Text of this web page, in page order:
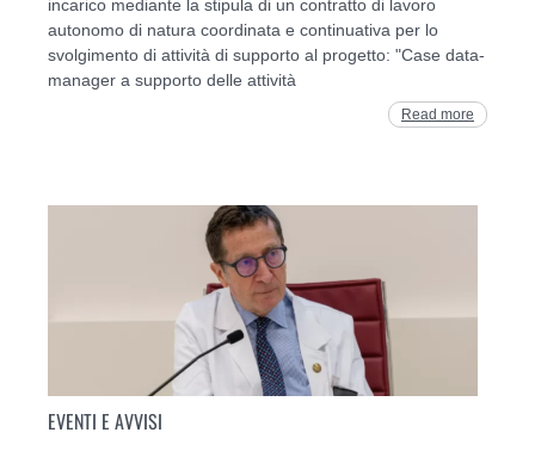
incarico mediante la stipula di un contratto di lavoro
autonomo di natura coordinata e continuativa per lo
svolgimento di attività di supporto al progetto: "Case data-
manager a supporto delle attività
Read more
EVENTI E AVVISI